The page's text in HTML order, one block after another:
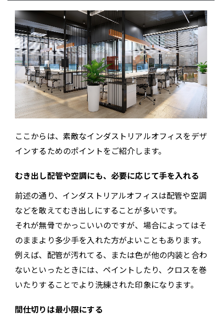
ここからは、素敵なインダストリアルオフィスをデザ
インするためのポイントをご紹介します。
むき出し配管や空調にも、必要に応じて手を入れる
前述の通り、インダストリアルオフィスは配管や空調
などを敢えてむき出しにすることが多いです。
それが無骨でかっこいいのですが、場合によってはそ
のままより多少手を入れた方がよいこともあります。
例えば、配管が汚れてる、または色が他の内装と合わ
ないといったときには、ペイントしたり、クロスを巻
いたりすることでより洗練された印象になります。
間仕切りは最小限にする